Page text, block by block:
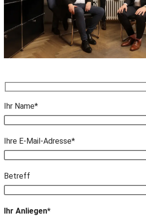
Ihr Name*
Ihre E-Mail-Adresse*
Bitte lasse dieses Feld leer.
Betreff
Ihr Anliegen*